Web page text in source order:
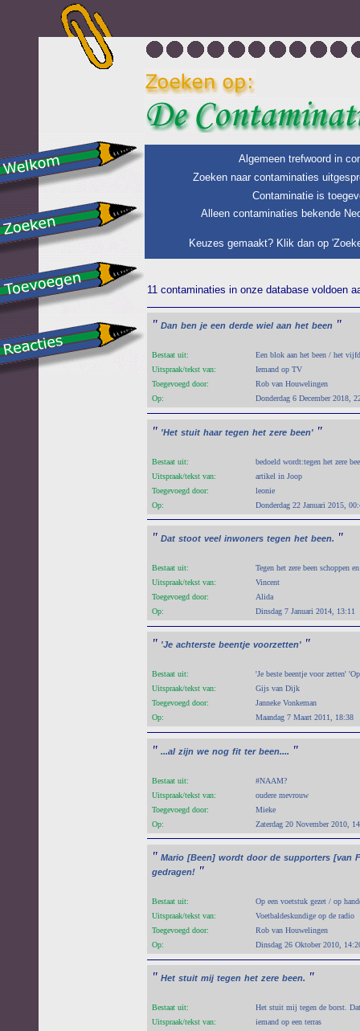
Algemeen trefwoord in
Zoeken naar contaminaties
Contaminatie is
Alleen contaminaties bekende
Keuzes gemaakt? Klik dan op
11 contaminaties in onze database voldoen
" Dan ben je een derde wiel aan het been "
Bestaat uit:
Een blok aan het been / het
Uitspraak/tekst van:
Iemand op TV
Toegevoegd door:
Rob van Houwelingen
Op:
Donderdag 6 December 2018,
" 'Het stuit haar tegen het zere been' "
Bestaat uit:
bedoeld wordt:tegen het zere
Uitspraak/tekst van:
artikel in Joop
Toegevoegd door:
leonie
Op:
Donderdag 22 Januari 2015,
" Dat stoot veel inwoners tegen het been. "
Bestaat uit:
Tegen het zere been schoppen
Uitspraak/tekst van:
Vincent
Toegevoegd door:
Alida
Op:
Dinsdag 7 Januari 2014, 13:11
" 'Je achterste beentje voorzetten' "
Bestaat uit:
'Je beste beentje voor zetten'
Uitspraak/tekst van:
Gijs van Dijk
Toegevoegd door:
Janneke Vonkeman
Op:
Maandag 7 Maart 2011, 18:38
" ...al zijn we nog fit ter been.... "
Bestaat uit:
#NAAM?
Uitspraak/tekst van:
oudere mevrouw
Toegevoegd door:
Mieke
Op:
Zaterdag 20 November 2010,
" Mario [Been] wordt door de supporters [van
gedragen! "
Bestaat uit:
Op een voetstuk gezet / op
Uitspraak/tekst van:
Voetbaldeskundige op de radio
Toegevoegd door:
Rob van Houwelingen
Op:
Dinsdag 26 Oktober 2010,
" Het stuit mij tegen het zere been. "
Bestaat uit:
Het stuit mij tegen de borst.
Uitspraak/tekst van:
iemand op een terras